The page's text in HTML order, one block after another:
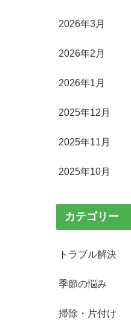
2026年3月
2026年2月
2026年1月
2025年12月
2025年11月
2025年10月
カテゴリー
トラブル解決
季節の悩み
掃除・片付け